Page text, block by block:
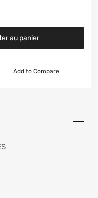
au panier
Add to Compare